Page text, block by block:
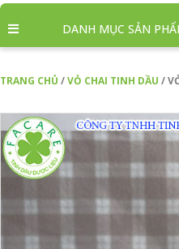
DANH MỤC SẢN
TRANG CHỦ /VỎ CHAI TINH DẦU /